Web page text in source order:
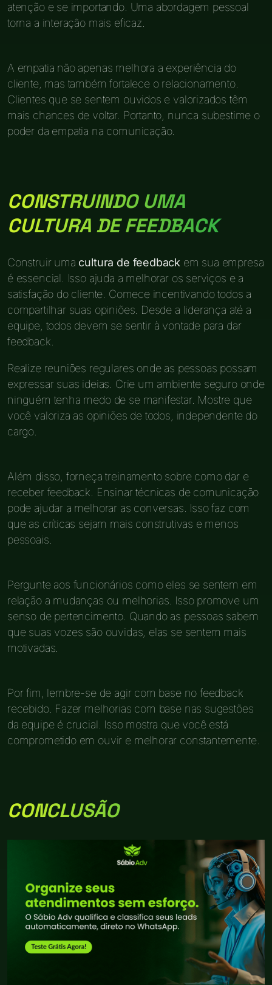
atenção e se importando. Uma abordagem pessoal
torna a interação mais eficaz.
A empatia não apenas melhora a experiência do
cliente, mas também fortalece o relacionamento.
Clientes que se sentem ouvidos e valorizados têm
mais chances de voltar. Portanto, nunca subestime o
poder da empatia na comunicação.
CONSTRUINDO UMA
CULTURA DE FEEDBACK
Construir uma cultura de feedback em sua empresa
é essencial. Isso ajuda a melhorar os serviços e a
satisfação do cliente. Comece incentivando todos a
compartilhar suas opiniões. Desde a liderança até a
equipe, todos devem se sentir à vontade para dar
feedback.
Realize reuniões regulares onde as pessoas possam
expressar suas ideias. Crie um ambiente seguro onde
ninguém tenha medo de se manifestar. Mostre que
você valoriza as opiniões de todos, independente do
cargo.
Além disso, forneça treinamento sobre como dar e
receber feedback. Ensinar técnicas de comunicação
pode ajudar a melhorar as conversas. Isso faz com
que as críticas sejam mais construtivas e menos
pessoais.
Pergunte aos funcionários como eles se sentem em
relação a mudanças ou melhorias. Isso promove um
senso de pertencimento. Quando as pessoas sabem
que suas vozes são ouvidas, elas se sentem mais
motivadas.
Por fim, lembre-se de agir com base no feedback
recebido. Fazer melhorias com base nas sugestões
da equipe é crucial. Isso mostra que você está
comprometido em ouvir e melhorar constantemente.
CONCLUSÃO